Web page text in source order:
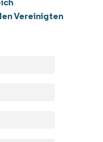
Vereinigten